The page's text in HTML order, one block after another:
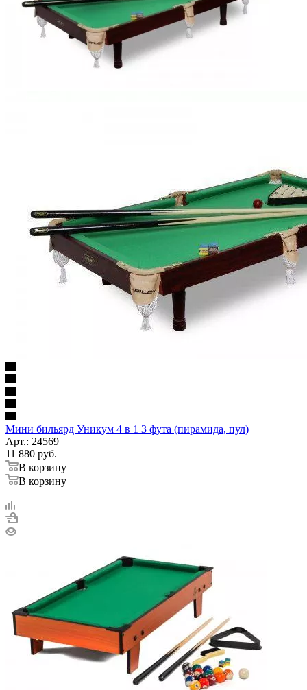
Мини бильярд Уникум 4 в 1 3 фута (пирамида, пул)
Арт.: 24569
11 880 руб.
В корзину
В корзину